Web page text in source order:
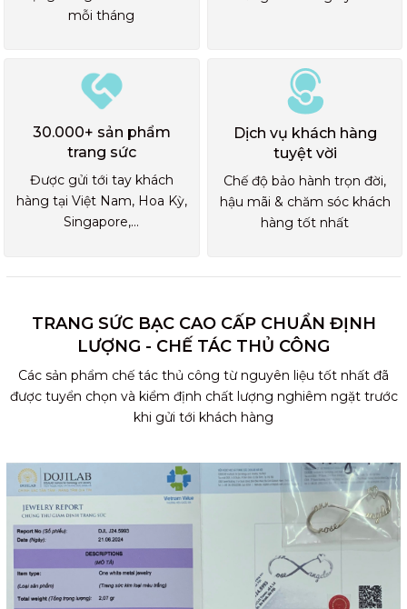
mỗi tháng
30.000+ sản phẩm
trang sức
Được gửi tới tay khách
hàng tại Việt Nam, Hoa Kỳ,
Singapore,...
Dịch vụ khách hàng
tuyệt vời
Chế độ bảo hành trọn đời,
hậu mãi & chăm sóc khách
hàng tốt nhất
TRANG SỨC BẠC CAO CẤP CHUẨN ĐỊNH
LƯỢNG - CHẾ TÁC THỦ CÔNG
Các sản phẩm chế tác thủ công từ nguyên liệu tốt nhất đã
được tuyển chọn và kiểm định chất lượng nghiêm ngặt trước
khi gửi tới khách hàng